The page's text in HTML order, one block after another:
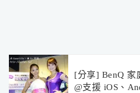
[分享] BenQ 家
@支援 iOS、